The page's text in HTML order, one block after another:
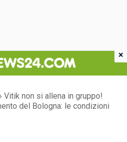
Vitik non si allena in gruppo!
del Bologna: le condizioni
×